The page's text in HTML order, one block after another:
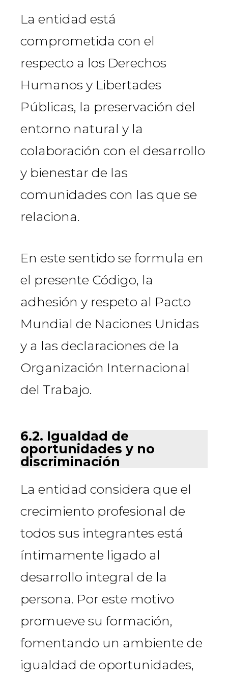
La entidad está
comprometida con el
respecto a los Derechos
Humanos y Libertades
Públicas, la preservación del
entorno natural y la
colaboración con el desarrollo
y bienestar de las
comunidades con las que se
relaciona.
En este sentido se formula en
el presente Código, la
adhesión y respeto al Pacto
Mundial de Naciones Unidas
y a las declaraciones de la
Organización Internacional
del Trabajo.
6.2. Igualdad de
oportunidades y no
discriminación
La entidad considera que el
crecimiento profesional de
todos sus integrantes está
íntimamente ligado al
desarrollo integral de la
persona. Por este motivo
promueve su formación,
fomentando un ambiente de
igualdad de oportunidades,